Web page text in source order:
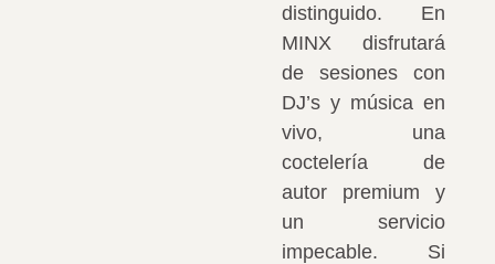
distinguido. En
MINX disfrutará
de sesiones con
DJ’s y música en
vivo, una
coctelería de
autor premium y
un servicio
impecable. Si